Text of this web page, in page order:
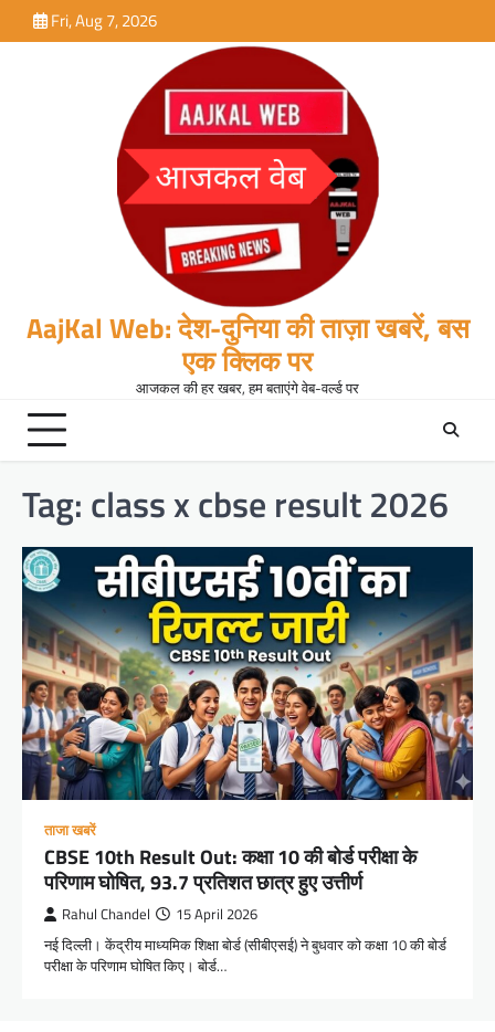
to
Fri, Aug 7, 2026
AajKal Web: देश-दुनिया की ताज़ा खबरें, बस
एक क्लिक पर
आजकल की हर खबर, हम बताएंगे वेब-वर्ल्ड पर
Tag: class x cbse result 2026
ताजा खबरें
CBSE 10th Result Out: कक्षा 10 की बोर्ड परीक्षा के
परिणाम घोषित, 93.7 प्रतिशत छात्र हुए उत्तीर्ण
Rahul Chandel 15 April 2026
नई दिल्ली। केंद्रीय माध्यमिक शिक्षा बोर्ड (सीबीएसई) ने बुधवार को कक्षा 10 की बोर्ड
परीक्षा के परिणाम घोषित किए। बोर्ड…